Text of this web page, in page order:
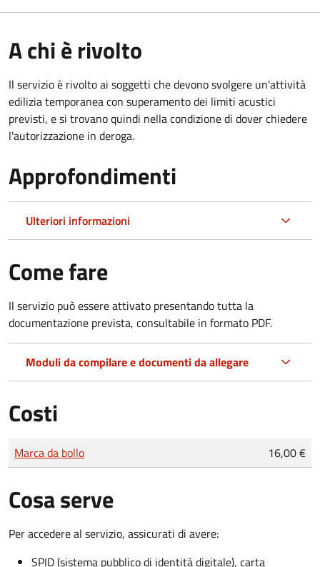
A chi è rivolto
Il servizio è rivolto ai soggetti che devono svolgere un'attività
edilizia temporanea con superamento dei limiti acustici
previsti, e si trovano quindi nella condizione di dover chiedere
l'autorizzazione in deroga.
Approfondimenti
Ulteriori informazioni
Come fare
Il servizio può essere attivato presentando tutta la
documentazione prevista, consultabile in formato PDF.
Moduli da compilare e documenti da allegare
Costi
Tipo di pagamento
Importo
Marca da bollo 16,00 €
Cosa serve
Per accedere al servizio, assicurati di avere:
SPID (sistema pubblico di identità digitale), carta